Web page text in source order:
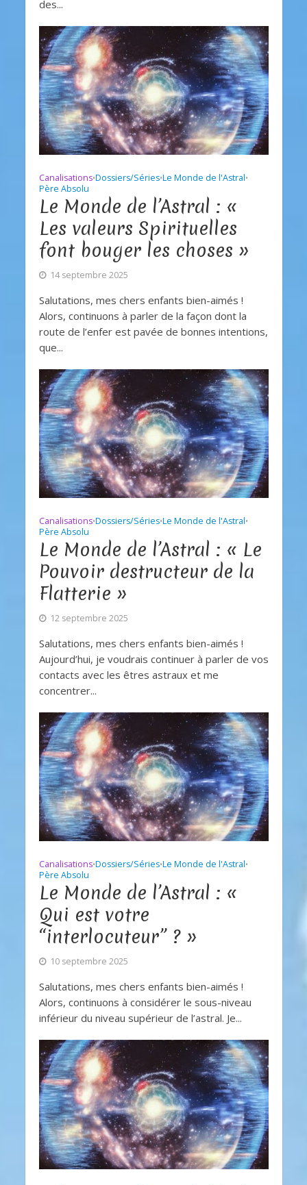
des...
Canalisations•Dossiers/Séries•Le Monde de l'Astral•
Père Absolu
Le Monde de l’Astral : «
Les valeurs Spirituelles
font bouger les choses »
14 septembre 2025
Salutations, mes chers enfants bien-aimés !
Alors, continuons à parler de la façon dont la
route de l’enfer est pavée de bonnes intentions,
que...
Canalisations•Dossiers/Séries•Le Monde de l'Astral•
Père Absolu
Le Monde de l’Astral : « Le
Pouvoir destructeur de la
Flatterie »
12 septembre 2025
Salutations, mes chers enfants bien-aimés !
Aujourd’hui, je voudrais continuer à parler de vos
contacts avec les êtres astraux et me
concentrer...
Canalisations•Dossiers/Séries•Le Monde de l'Astral•
Père Absolu
Le Monde de l’Astral : «
Qui est votre
“interlocuteur” ? »
10 septembre 2025
Salutations, mes chers enfants bien-aimés !
Alors, continuons à considérer le sous-niveau
inférieur du niveau supérieur de l’astral. Je...